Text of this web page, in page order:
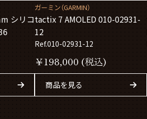
シリコ
ガーミン（GARMIN）
tactix 7 AMOLED 010-02931-
12
Ref.010-02931-12
￥198,000 (税込)
商品を見る